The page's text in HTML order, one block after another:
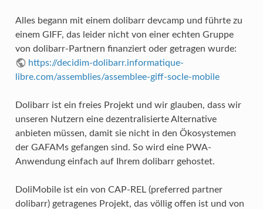
Alles begann mit einem dolibarr devcamp und führte zu
einem GIFF, das leider nicht von einer echten Gruppe
von dolibarr-Partnern finanziert oder getragen wurde:
https://decidim-dolibarr.informatique-
libre.com/assemblies/assemblee-giff-socle-mobile
Dolibarr ist ein freies Projekt und wir glauben, dass wir
unseren Nutzern eine dezentralisierte Alternative
anbieten müssen, damit sie nicht in den Ökosystemen
der GAFAMs gefangen sind. So wird eine PWA-
Anwendung einfach auf Ihrem dolibarr gehostet.
DoliMobile ist ein von CAP-REL (preferred partner
dolibarr) getragenes Projekt, das völlig offen ist und von